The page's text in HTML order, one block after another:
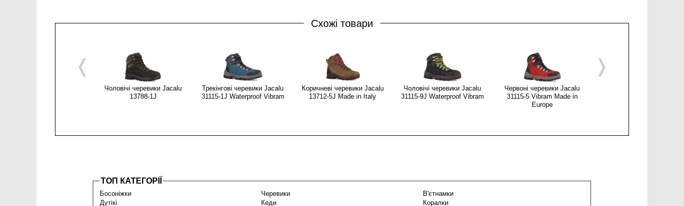
Схожі товари
Чоловічі черевики Jacalu
13788-1J
Трекінгові черевики Jacalu
31115-1J Waterproof Vibram
Коричневі черевики Jacalu
13712-5J Made in Italy
Чоловічі черевики Jacalu
31115-9J Waterproof Vibram
Червоні черевики Jacalu
31115-5 Vibram Made in
Europe
❬ ❭
ТОП КАТЕГОРІЇ
Босоніжки Черевики
В'єтнамки
Дутікі
Кеди Коралки